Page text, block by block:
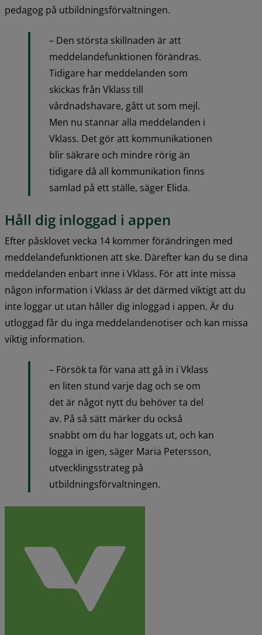
pedagog på utbildningsförvaltningen.
– Den största skillnaden är att
meddelandefunktionen förändras.
Tidigare har meddelanden som
skickas från Vklass till
vårdnadshavare, gått ut som mejl.
Men nu stannar alla meddelanden i
Vklass. Det gör att kommunikationen
blir säkrare och mindre rörig än
tidigare då all kommunikation finns
samlad på ett ställe, säger Elida.
Håll dig inloggad i appen
Efter påsklovet vecka 14 kommer förändringen med
meddelandefunktionen att ske. Därefter kan du se dina
meddelanden enbart inne i Vklass. För att inte missa
någon information i Vklass är det därmed viktigt att du
inte loggar ut utan håller dig inloggad i appen. Är du
utloggad får du inga meddelandenotiser och kan missa
viktig information.
– Försök ta för vana att gå in i Vklass
en liten stund varje dag och se om
det är något nytt du behöver ta del
av. På så sätt märker du också
snabbt om du har loggats ut, och kan
logga in igen, säger Maria Petersson,
utvecklingsstrateg på
utbildningsförvaltningen.